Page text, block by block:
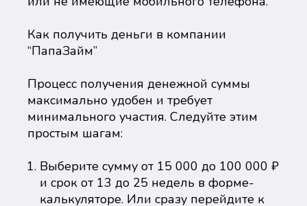
Как получить деньги в компании
“ПапаЗайм”
Процесс получения денежной суммы
максимально удобен и требует
минимального участия. Следуйте этим
простым шагам:
Выберите сумму от 15 000 до 100 000 ₽
и срок от 13 до 25 недель в форме-
калькуляторе. Или сразу перейдите к